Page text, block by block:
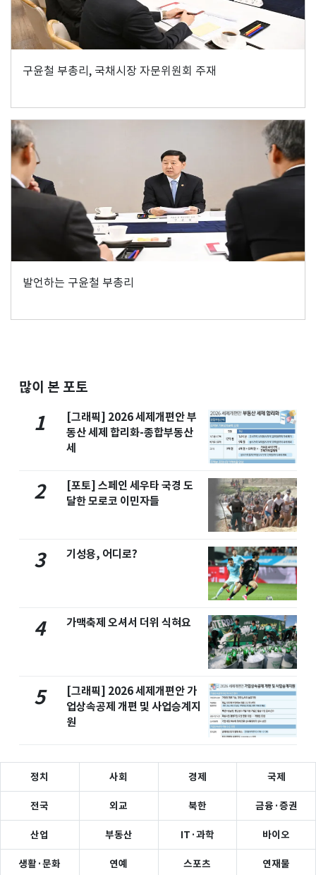
구윤철 부총리, 국채시장 자문위원회 주재
발언하는 구윤철 부총리
많이 본 포토
1
[그래픽] 2026 세제개편안 부
동산 세제 합리화-종합부동산
세
2
[포토] 스페인 세우타 국경 도
달한 모로코 이민자들
3 기성용, 어디로?
4 가맥축제 오셔서 더위 식혀요
5
[그래픽] 2026 세제개편안 가
업상속공제 개편 및 사업승계지
원
정치 사회 경제 국제
전국 외교 북한 금융·증권
산업 부동산 IT·과학 바이오
생활·문화 연예 스포츠 연재물